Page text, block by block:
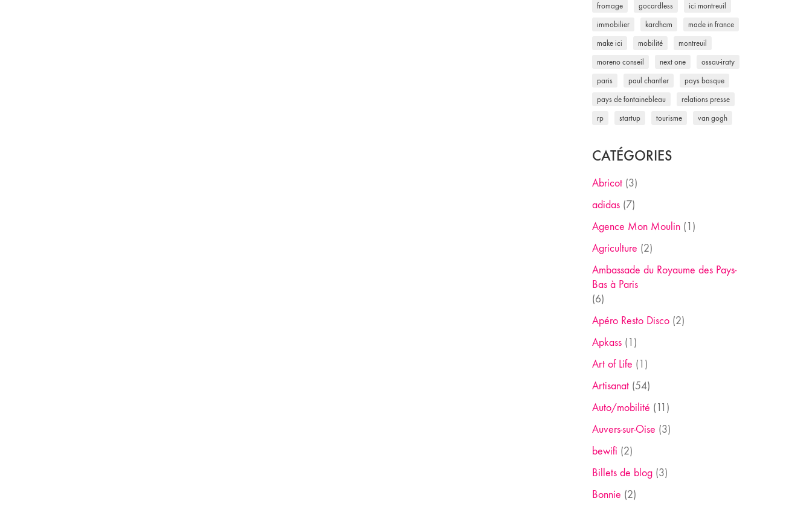
fromage gocardless ici montreuil
immobilier kardham made in france
make ici mobilité montreuil
moreno conseil next one ossau-iraty
paris paul chantler pays basque
pays de fontainebleau relations presse
rp startup tourisme van gogh
CATÉGORIES
Abricot(3)
adidas(7)
Agence Mon Moulin(1)
Agriculture (2)
Ambassade du Royaume des Pays-
Bas à Paris
(6)
Apéro Resto Disco(2)
Apkass(1)
Art of Life (1)
Artisanat(54)
Auto/mobilité (11)
Auvers-sur-Oise (3)
bewifi (2)
Billets de blog(3)
Bonnie (2)